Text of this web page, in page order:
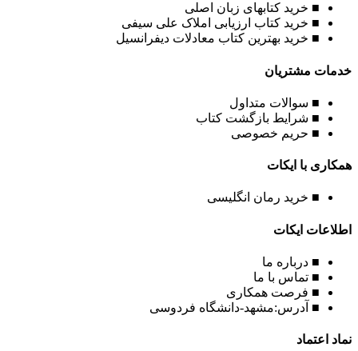
■ خرید کتابهای زبان اصلی
■ خرید کتاب ارزیابی املاک علی سیفی
■ خرید بهترین کتاب معادلات دیفرانسیل
خدمات مشتریان
■ سوالات متداول
■ شرایط بازگشت کتاب
■ حریم خصوصی
همکاری با ایکات
■ خرید رمان انگلیسی
اطلاعات ایکات
■ درباره ما
■ تماس با ما
■ فرصت همکاری
■ آدرس:مشهد-دانشگاه فردوسی
نماد اعتماد